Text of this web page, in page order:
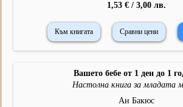
1,53 € / 3,00 лв.
Към книгата Сравни цени
Вашето бебе от 1 ден до 1
Настолна книга за младата
Ан Бакюс